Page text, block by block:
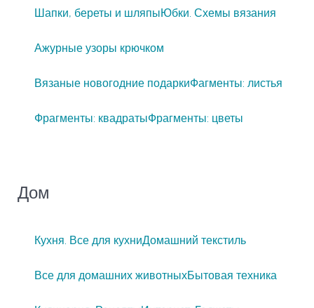
Шапки, береты и шляпыЮбки. Схемы вязания
Ажурные узоры крючком
Вязаные новогодние подаркиФагменты: листья
Фрагменты: квадратыФрагменты: цветы
Дом
Кухня. Все для кухниДомашний текстиль
Все для домашних животныхБытовая техника